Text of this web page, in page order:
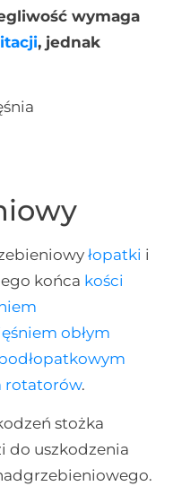
wymaga
, jednak
łopatki i
końca kości
obłym
rotatorów.
stożka
do uszkodzenia